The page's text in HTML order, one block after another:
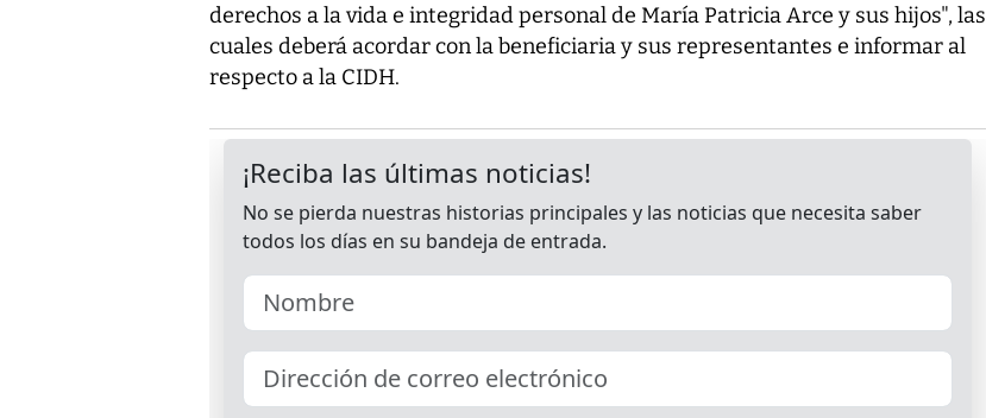
derechos a la vida e integridad personal de María Patricia Arce y sus hijos", las
cuales deberá acordar con la beneficiaria y sus representantes e informar al
respecto a la CIDH.